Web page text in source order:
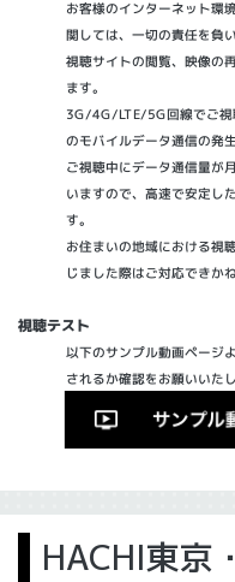
お客様のインターネット環
関しては、一切の責任を負
視聴サイトの閲覧、映像の
ます。
3G/4G/LTE/5G回線でご視
のモバイルデータ通信の発
ご視聴中にデータ通信量が
いますので、高速で安定し
す。
お住まいの地域における視
じました際はご対応できか
視聴テスト
以下のサンプル動画ページ
されるか確認をお願いいたし
HACHI東京